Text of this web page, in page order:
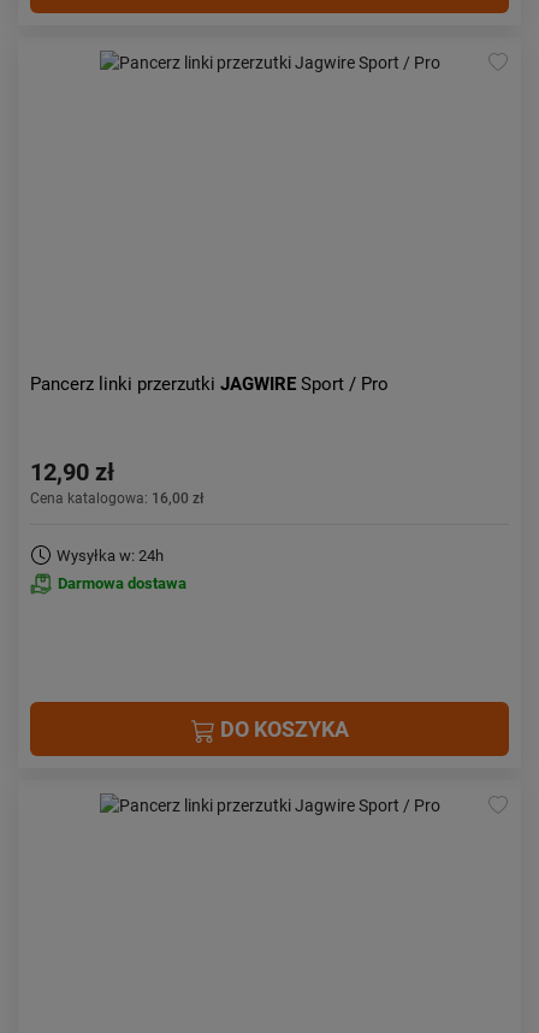
Pancerz linki przerzutki JAGWIRE Sport / Pro
12,90 zł
Cena katalogowa: 16,00 zł
Wysyłka w: 24h
Darmowa dostawa
DO KOSZYKA